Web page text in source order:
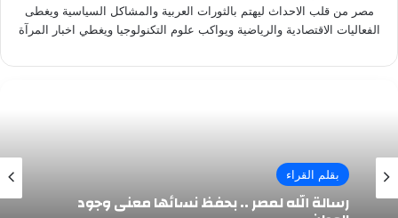
مصر من قلب الاحداث ليهتم بالثورات العربية والمشاكل السياسية ويغطى
الفعاليات الاقتصادية والرياضية ويواكب علوم التكنولوجيا ويغطي اخبار المرآة
بقلم القراء
رسالة الله لمصر .. بحفظ نسائها معنى وجود